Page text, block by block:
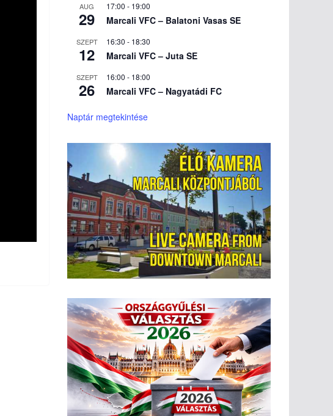
AUG
29
17:00 - 19:00
Marcali VFC – Balatoni Vasas SE
SZEPT
12
16:30 - 18:30
Marcali VFC – Juta SE
SZEPT
26
16:00 - 18:00
Marcali VFC – Nagyatádi FC
Naptár megtekintése